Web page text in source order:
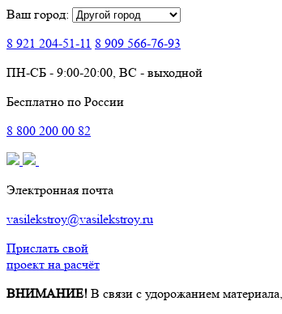
Ваш город:
8 921 204-51-11 8 909 566-76-93
ПН-СБ - 9:00-20:00, ВС - выходной
Бесплатно по России
8 800 200 00 82
Электронная почта
vasilekstroy@vasilekstroy.ru
Прислать свой
проект на расчёт
ВНИМАНИЕ! В связи с удорожанием